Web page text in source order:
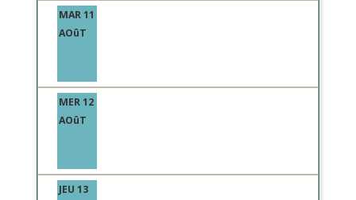
MAR 11
AOûT
MER 12
AOûT
JEU 13